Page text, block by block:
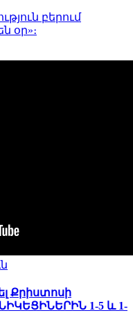
բերում
օր»։
Քրիստոսի
1-5 և 1-